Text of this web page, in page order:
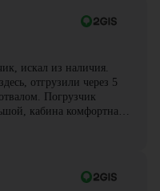
искал из наличия.
отгрузили через 5
Погрузчик
кабина комфортная,